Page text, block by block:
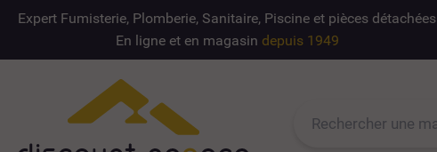
Expert Fumisterie, Plomberie, Sanitaire, Piscine et pièces détachées
En ligne et en magasin depuis 1949